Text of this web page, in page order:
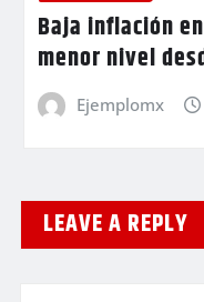
Baja inflación
menor nivel
Ejemplomx
LEAVE A REPLY